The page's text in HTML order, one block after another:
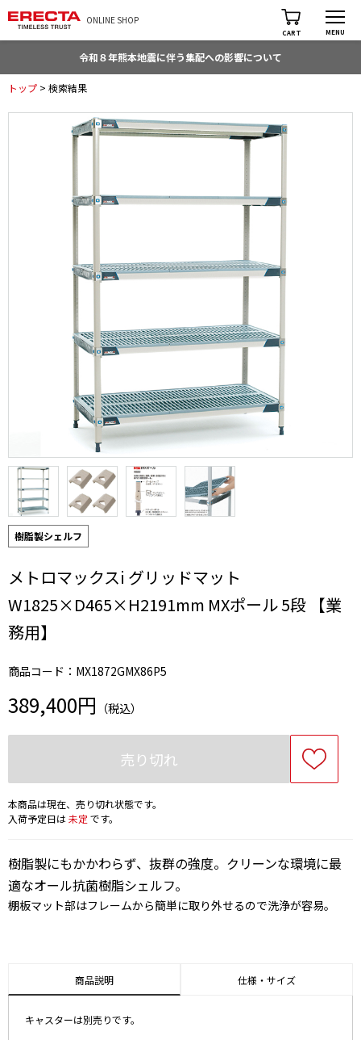
ONLINE SHOP
CART MENU
令和８年熊本地震に伴う集配への影響について
トップ > 検索結果
樹脂製シェルフ
メトロマックスi グリッドマット
W1825×D465×H2191mm MXポール 5段 【業
務用】
商品コード：MX1872GMX86P5
389,400円 （税込）
売り切れ
本商品は現在、売り切れ状態です。
入荷予定日は未定 です。
樹脂製にもかかわらず、抜群の強度。クリーンな環境に最
適なオール抗菌樹脂シェルフ。
棚板マット部はフレームから簡単に取り外せるので洗浄が容易。
商品説明 仕様・サイズ
キャスターは別売りです。